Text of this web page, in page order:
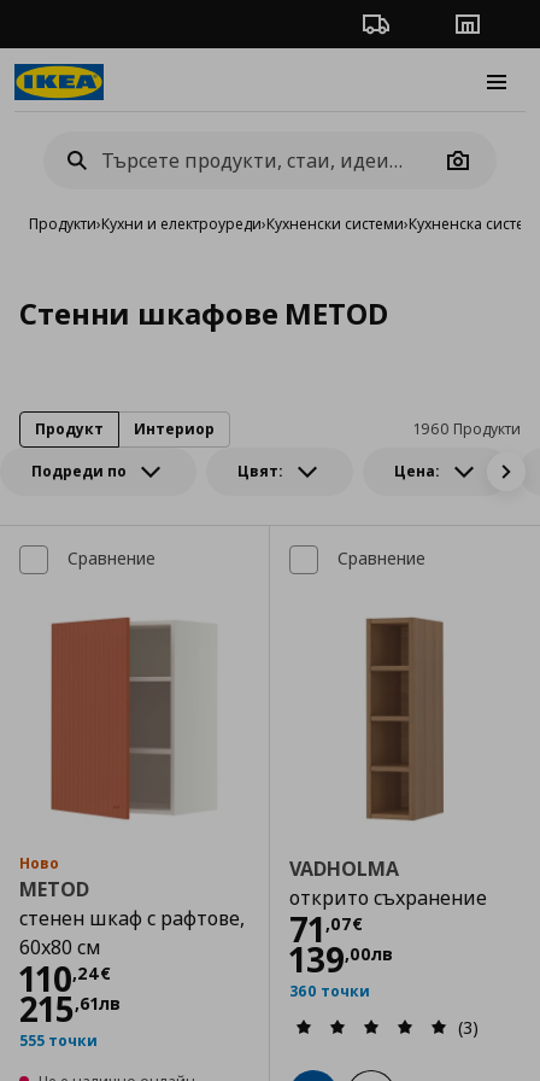
Проследяване на
Camera
Продукти›Кухни и електроуреди›Кухненски системи›Кухненска
Стенни шкафове METOD
Подреди по Цвят: Цена:
1960 Продукти
Продукт Интериор
Сравнение
Ново
METOD
стенен шкаф с рафтове,
60x80 см
110,24€
Цена
215,61лв
555 точки
Сравнение
VADHOLMA
открито съхранение
71 ,07€
Цена
139,00лв
360 точки
(3)